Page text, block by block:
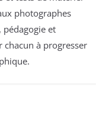
photographes
et
chacun à progresser